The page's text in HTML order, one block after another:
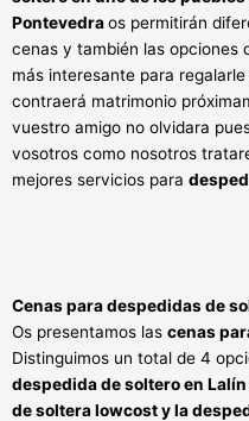
Pontevedraos permitirán
cenas y también las opciones
más interesante para
contraerá matrimonio
vuestro amigo no olvidara
vosotros como nosotros
mejores servicios para
Cenas para despedidas de
Os presentamos las cenas
Distinguimos un total de 4
despedida de soltero en Lalín
de soltera lowcost y la